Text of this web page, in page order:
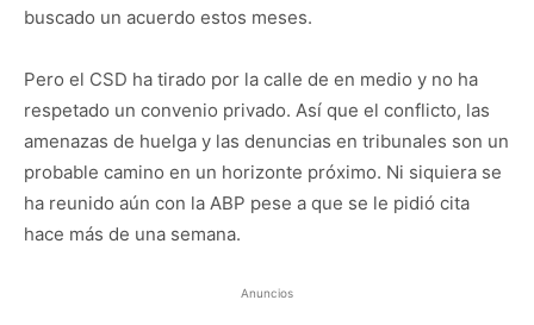
buscado un acuerdo estos meses.
Pero el CSD ha tirado por la calle de en medio y no ha
respetado un convenio privado. Así que el conflicto, las
amenazas de huelga y las denuncias en tribunales son un
probable camino en un horizonte próximo. Ni siquiera se
ha reunido aún con la ABP pese a que se le pidió cita
hace más de una semana.
Anuncios